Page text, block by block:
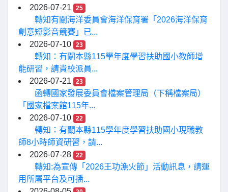
2026-07-21
25
轉知有關海洋委員會海洋保育署「2026海洋保育
創意短影音競賽」已...
2026-07-10
23
轉知：有關本縣115學年度學習扶助國小教師增
能研習，請貴校派員...
2026-07-21
23
函轉國家發展委員會檔案管理局（下稱檔案局）
「國家檔案館115年...
2026-07-10
22
轉知：有關本縣115學年度學習扶助國小現職教
師8小時師資研習，請...
2026-07-28
22
轉知:為宣傳「2026王功漁火節」活動訊息，請運
用所屬平台及可播...